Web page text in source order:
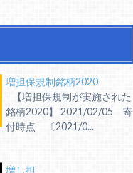
増担保規制銘柄2020
【増担保規制が実施された
銘柄2020】 2021/02/05 寄
付時点 〔2021/0...
増し担